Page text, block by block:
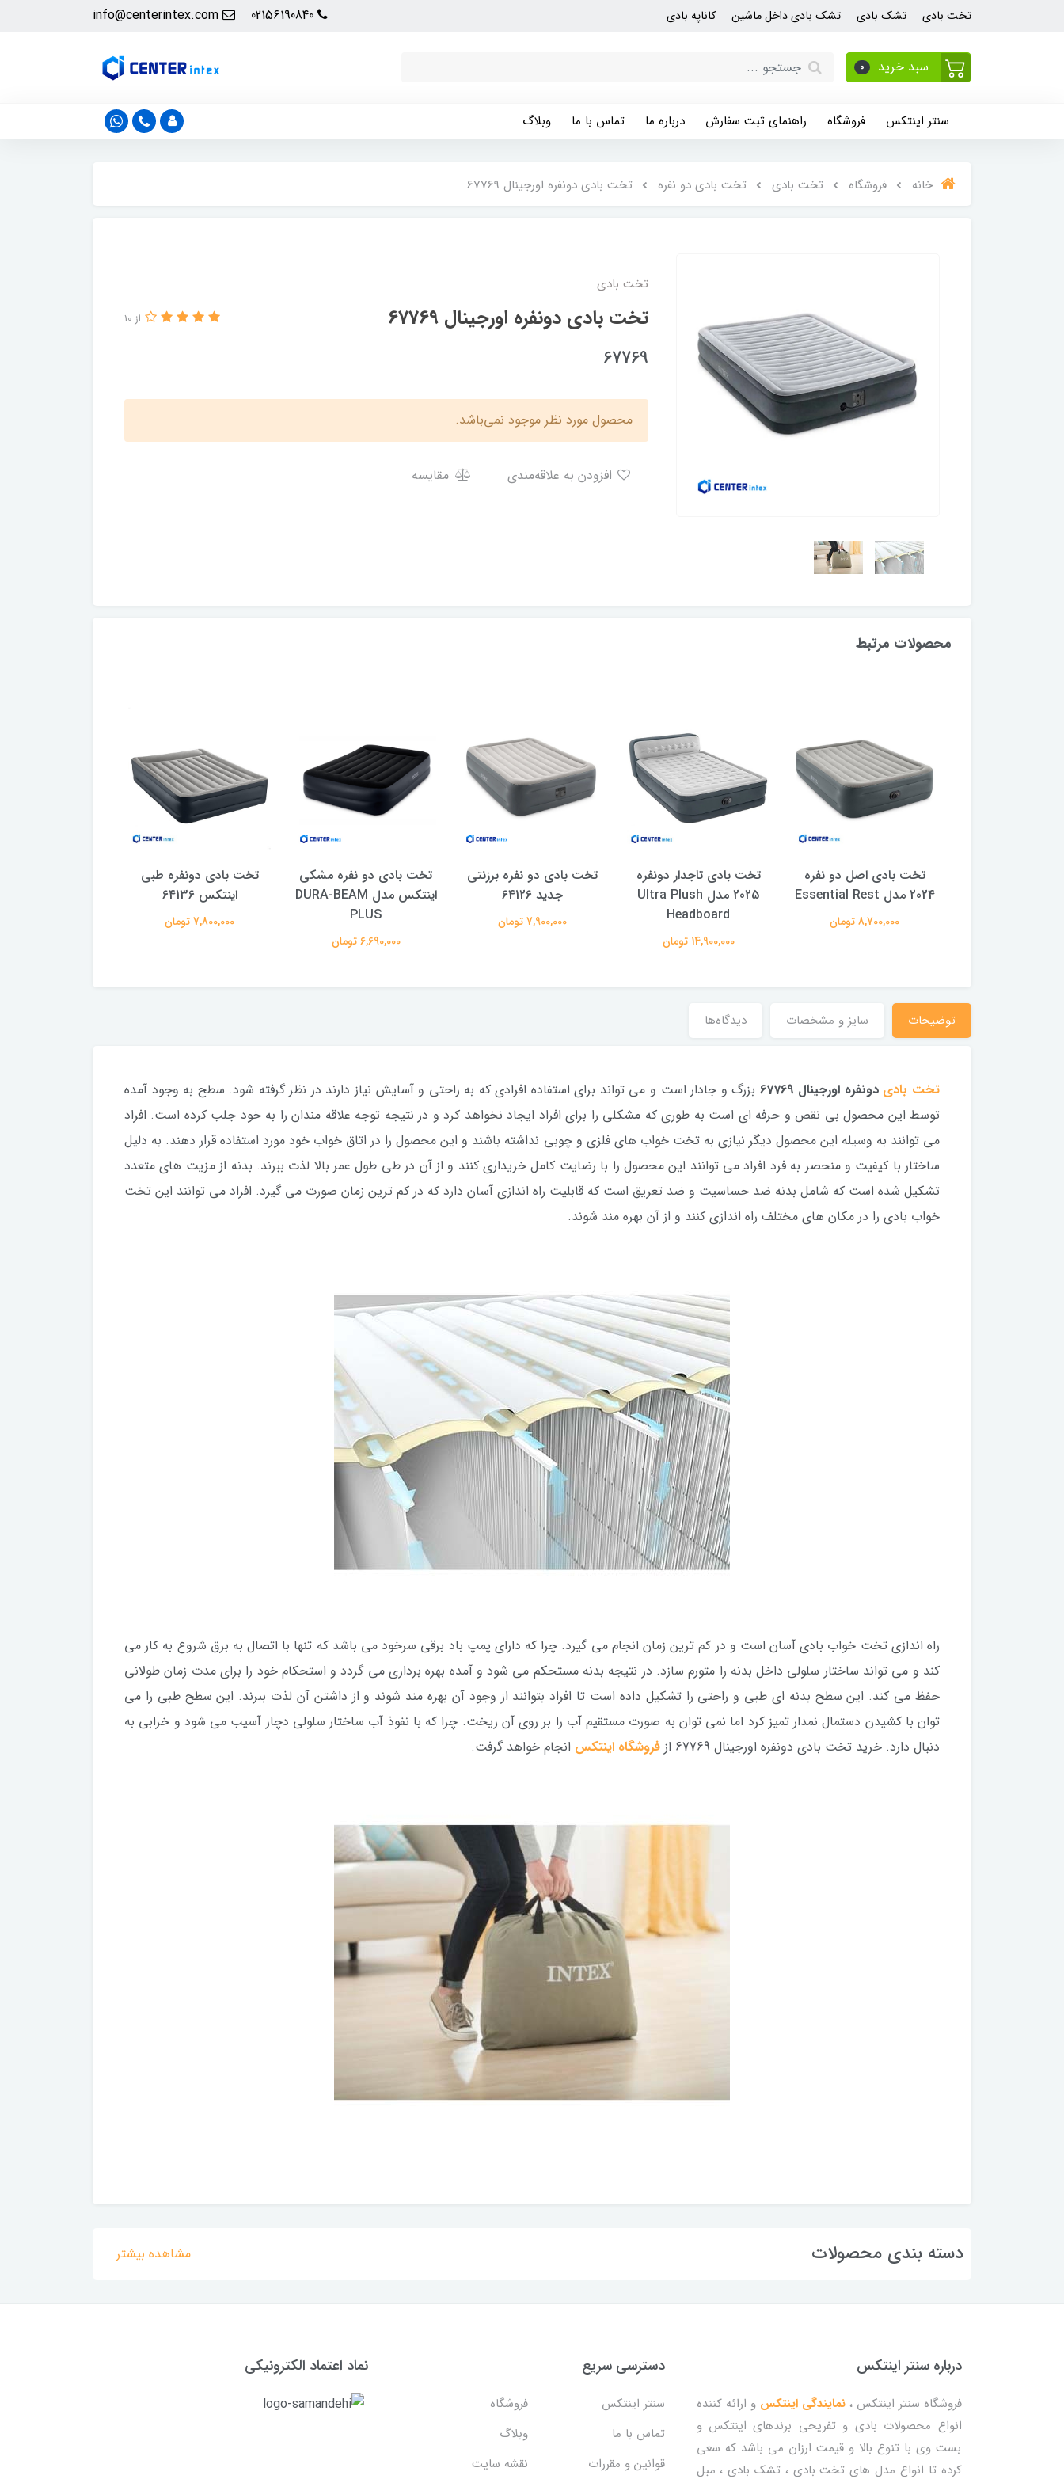
تخت بادی تشک بادی تشک بادی داخل ماشین کاناپه بادی 02156190840
info@centerintex.com
سبد خرید 0
سنتر اینتکس فروشگاه راهنمای ثبت سفارش درباره ما تماس با ما وبلاگ
خانه فروشگاه تخت بادی تخت بادی دو نفره تخت بادی دونفره اورجینال 67769
تخت بادی
تخت بادی دونفره اورجینال 67769 از 10
67769
محصول مورد نظر موجود نمی‌باشد.
مقایسه
محصولات مرتبط
تخت بادی اصل دو نفره
2024 مدل Essential Rest
8,700,000 تومان
تخت بادی تاجدار دونفره
2025 مدل Ultra Plush
Headboard
14,900,000 تومان
تخت بادی دو نفره برزنتی
جدید 64126
7,900,000 تومان
تخت بادی دو نفره مشکی
اینتکس مدل DURA-BEAM
PLUS
6,690,000 تومان
تخت بادی دونفره طبی
اینتکس 64136
7,800,000 تومان
توضیحات سایز و مشخصات دیدگاه‌ها
تخت بادی دونفره اورجینال 67769
بزرگ و جادار است و می تواند برای استفاده افرادی که به راحتی و آسایش نیاز دارند در نظر گرفته شود. سطح به وجود آمده
توسط این محصول بی نقص و حرفه ای است به طوری که مشکلی را برای افراد ایجاد نخواهد کرد و در نتیجه توجه علاقه مندان را به خود جلب کرده است. افراد
می توانند به وسیله این محصول دیگر نیازی به تخت خواب های فلزی و چوبی نداشته باشند و این محصول را در اتاق خواب خود مورد استفاده قرار دهند. به دلیل
ساختار با کیفیت و منحصر به فرد افراد می توانند این محصول را با رضایت کامل خریداری کنند و از آن در طی طول عمر بالا لذت ببرند. بدنه از مزیت های متعدد
تشکیل شده است که شامل بدنه ضد حساسیت و ضد تعریق است که قابلیت راه اندازی آسان دارد که در کم ترین زمان صورت می گیرد. افراد می توانند این تخت
خواب بادی را در مکان های مختلف راه اندازی کنند و از آن بهره مند شوند.
راه اندازی تخت خواب بادی آسان است و در کم ترین زمان انجام می گیرد. چرا که دارای پمپ باد برقی سرخود می باشد که تنها با اتصال به برق شروع به کار می
کند و می تواند ساختار سلولی داخل بدنه را متورم سازد. در نتیجه بدنه مستحکم می شود و آمده بهره برداری می گردد و استحکام خود را برای مدت زمان طولانی
حفظ می کند. این سطح بدنه ای طبی و راحتی را تشکیل داده است تا افراد بتوانند از وجود آن بهره مند شوند و از داشتن آن لذت ببرند. این سطح طبی را می
توان با کشیدن دستمال نمدار تمیز کرد اما نمی توان به صورت مستقیم آب را بر روی آن ریخت. چرا که با نفوذ آب ساختار سلولی دچار آسیب می شود و خرابی به
دنبال دارد. خرید تخت بادی دونفره اورجینال 67769 از
فروشگاه اینتکس انجام خواهد گرفت.
دسته بندی محصولات مشاهده بیشتر
درباره سنتر اینتکس
فروشگاه سنتر اینتکس ،نمایندگی اینتکس و ارائه کننده
انواع محصولات بادی و تفریحی برندهای اینتکس و
بست وی با تنوع بالا و قیمت ارزان می باشد که سعی
کرده تا انواع مدل های تخت بادی ، تشک بادی ، مبل
دسترسی سریع
سنتر اینتکس
فروشگاه
تماس با ما
وبلاگ
قوانین و مقررات
نقشه سایت
نماد اعتماد الکترونیکی